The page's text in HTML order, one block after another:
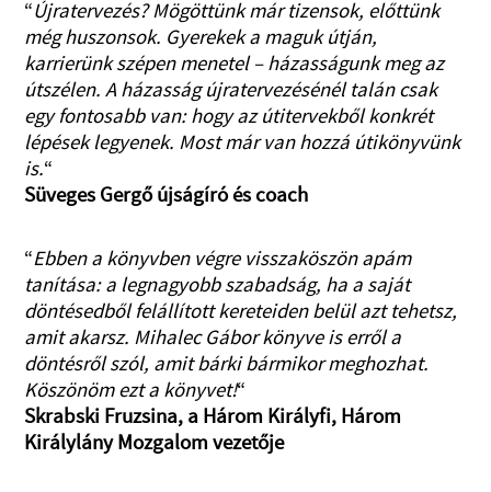
“Újratervezés? Mögöttünk már tizensok, előttünk
még huszonsok. Gyerekek a maguk útján,
karrierünk szépen menetel – házasságunk meg az
útszélen. A házasság újratervezésénél talán csak
egy fontosabb van: hogy az útitervekből konkrét
lépések legyenek. Most már van hozzá útikönyvünk
is.“
Süveges Gergő újságíró és coach
“Ebben a könyvben végre visszaköszön apám
tanítása: a legnagyobb szabadság, ha a saját
döntésedből felállított kereteiden belül azt tehetsz,
amit akarsz. Mihalec Gábor könyve is erről a
döntésről szól, amit bárki bármikor meghozhat.
Köszönöm ezt a könyvet!“
Skrabski Fruzsina, a Három Királyfi, Három
Királylány Mozgalom vezetője